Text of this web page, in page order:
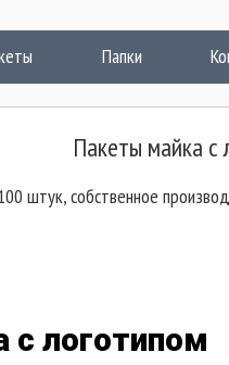
Папки
Пакеты майка с
штук, собственное
с логотипом